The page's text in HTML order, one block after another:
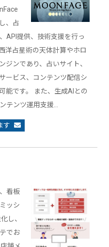
、占
API提供、技術支援を行っ
洋占星術の天体計算やホロ
ジンであり、占いサイト、
ービス、コンテンツ配信シ
能です。 また、生成AIとの
テンツ運用支援…
す
看板
ッシ
し、
でお